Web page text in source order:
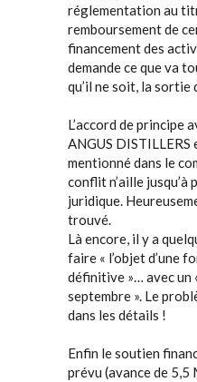
réglementation au
remboursement de
financement des
demande ce que va
qu’il ne soit, la
L’accord de principe
ANGUS
mentionné dans le
conflit n’aille
juridique.
trouvé.
Là encore, il y a
faire « l’objet d’une
définitive »… avec un
septembre ». Le
dans les détails !
Enfin le soutien
prévu (avance de 5,5